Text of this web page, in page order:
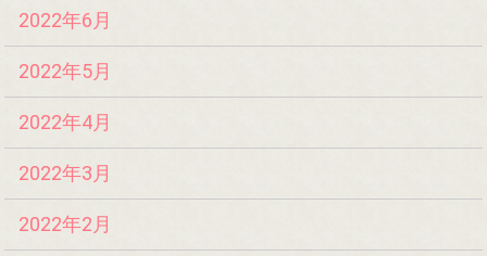
2022年6月
2022年5月
2022年4月
2022年3月
2022年2月